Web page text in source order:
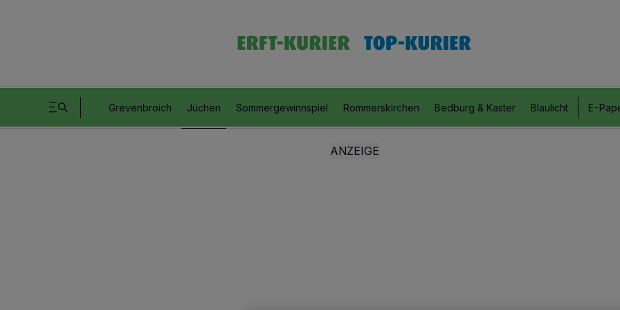
Grevenbroich Jüchen Sommergewinnspiel Rommerskirchen Bedburg & Kaster Blaulicht E-